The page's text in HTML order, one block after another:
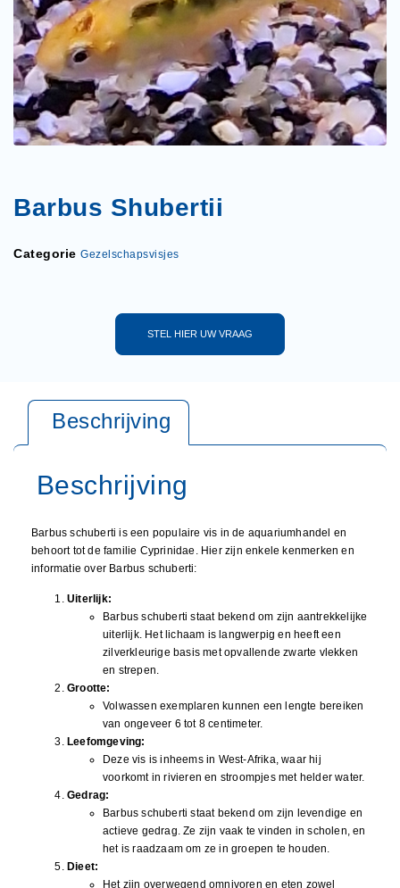
Barbus Shubertii
Categorie Gezelschapsvisjes
STEL HIER UW VRAAG
Barbus schuberti is een populaire vis in de aquariumhandel en
behoort tot de familie Cyprinidae. Hier zijn enkele kenmerken en
informatie over Barbus schuberti:
Uiterlijk:
Barbus schuberti staat bekend om zijn aantrekkelijke
uiterlijk. Het lichaam is langwerpig en heeft een
zilverkleurige basis met opvallende zwarte vlekken
en strepen.
Grootte:
Volwassen exemplaren kunnen een lengte bereiken
van ongeveer 6 tot 8 centimeter.
Leefomgeving:
Deze vis is inheems in West-Afrika, waar hij
voorkomt in rivieren en stroompjes met helder water.
Gedrag:
Barbus schuberti staat bekend om zijn levendige en
actieve gedrag. Ze zijn vaak te vinden in scholen, en
het is raadzaam om ze in groepen te houden.
Dieet:
Het zijn overwegend omnivoren en eten zowel